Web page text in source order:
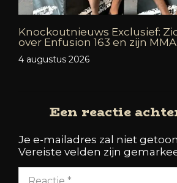
Knockoutnieuws Exclusief:
over Enfusion 163 en zijn
4 augustus 2026
Een reactie
Je e-mailadres zal niet
Vereiste velden zijn